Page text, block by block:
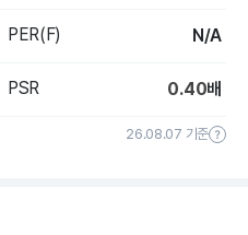
PER(F) N/A
PSR 0.40배
26.08.07 기준